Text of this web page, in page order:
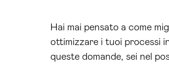
Hai mai pensato a come
ottimizzare i tuoi processi
queste domande, sei nel